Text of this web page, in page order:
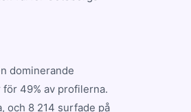
dominerande
49% av profilerna.
och 8 214 surfade på